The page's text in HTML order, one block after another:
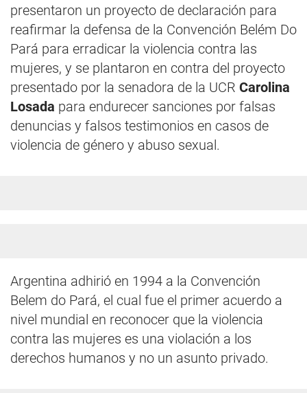
presentaron un proyecto de declaración para
reafirmar la defensa de la Convención Belém Do
Pará para erradicar la violencia contra las
mujeres, y se plantaron en contra del proyecto
presentado por la senadora de la UCR Carolina
Losada para endurecer sanciones por falsas
denuncias y falsos testimonios en casos de
violencia de género y abuso sexual.
Argentina adhirió en 1994 a la Convención
Belem do Pará, el cual fue el primer acuerdo a
nivel mundial en reconocer que la violencia
contra las mujeres es una violación a los
derechos humanos y no un asunto privado.